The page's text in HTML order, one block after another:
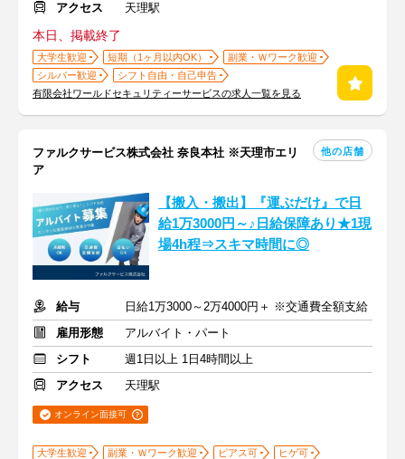
アクセス
天理駅
本日、掲載終了
大学生歓迎 短期（1ヶ月以内OK）
副業・Ｗワーク歓迎
シルバー歓迎
シフト自由・自己申告
有限会社ワールドセキュリティーサービスの求人一覧を見る
ファルクサービス株式会社 奈良本社 ※天理市エリ
ア
他の店舗
【搬入・搬出】『運ぶだけ』で日
給1万3000円～♪日給保障あり★1現
場4h程⇒スキマ時間に◎
給与
日給1万3000～2万4000円＋ ※交通費全額支給
雇用形態
アルバイト・パート
シフト
週1日以上 1日4時間以上
アクセス
天理駅
オンライン面接可
大学生歓迎 副業・Ｗワーク歓迎 ピアス可
ヒゲ可